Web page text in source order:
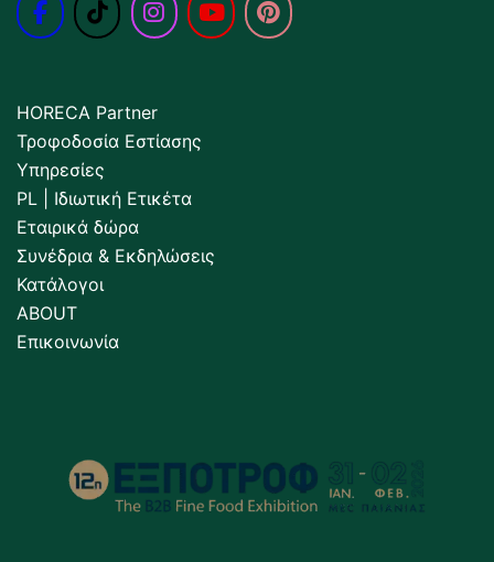
HORECA Partner
Τροφοδοσία Εστίασης
Υπηρεσίες
PL | Ιδιωτική Ετικέτα
Εταιρικά δώρα
Συνέδρια & Εκδηλώσεις
Κατάλογοι
ABOUT
Επικοινωνία